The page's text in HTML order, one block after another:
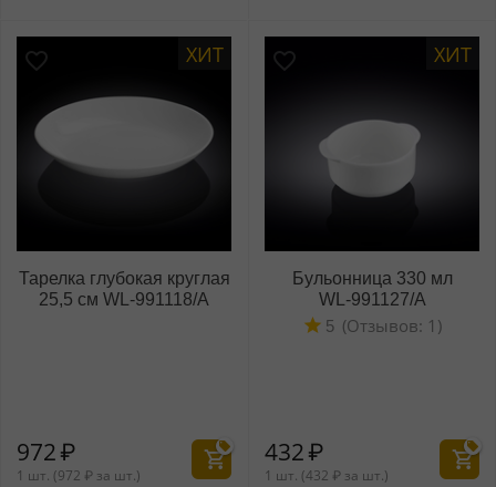
ХИТ
Тарелка глубокая круглая
25,5 см WL‑991118/A
972₽
1 шт. (972 ₽ за шт.)
ХИТ
Бульонница 330 мл
WL‑991127/A
(Отзывов: 1)
5
432₽
1 шт. (432 ₽ за шт.)